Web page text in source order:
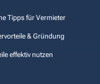
Tipps für Vermieter
& Gründung
effektiv nutzen